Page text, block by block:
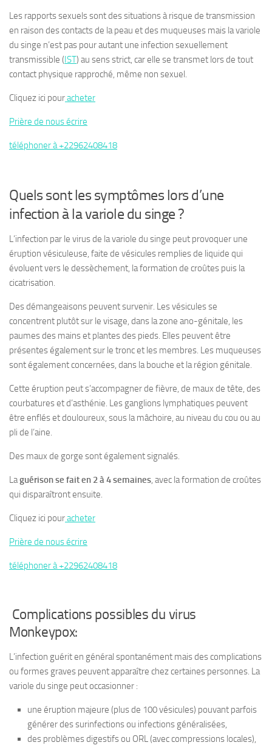
Les rapports sexuels sont des situations à risque de transmission
en raison des contacts de la peau et des muqueuses mais la variole
du singe n’est pas pour autant une infection sexuellement
transmissible (IST) au sens strict, car elle se transmet lors de tout
contact physique rapproché, même non sexuel.
Cliquez ici pouracheter
Prière de nous écrire
téléphoner à +22962408418
Quels sont les symptômes lors d’une
infection à la variole du singe ?
L’infection par le virus de la variole du singe peut provoquer une
éruption vésiculeuse, faite de vésicules remplies de liquide qui
évoluent vers le dessèchement, la formation de croûtes puis la
cicatrisation.
Des démangeaisons peuvent survenir. Les vésicules se
concentrent plutôt sur le visage, dans la zone ano-génitale, les
paumes des mains et plantes des pieds. Elles peuvent être
présentes également sur le tronc et les membres. Les muqueuses
sont également concernées, dans la bouche et la région génitale.
Cette éruption peut s’accompagner de fièvre, de maux de tête, des
courbatures et d’asthénie. Les ganglions lymphatiques peuvent
être enflés et douloureux, sous la mâchoire, au niveau du cou ou au
pli de l’aine.
Des maux de gorge sont également signalés.
Laguérison se fait en 2 à 4 semaines, avec la formation de croûtes
qui disparaîtront ensuite.
Cliquez ici pouracheter
Prière de nous écrire
téléphoner à +22962408418
Complications possibles du virus
Monkeypox:
L’infection guérit en général spontanément mais des complications
ou formes graves peuvent apparaître chez certaines personnes. La
variole du singe peut occasionner :
une éruption majeure (plus de 100 vésicules) pouvant parfois
générer des surinfections ou infections généralisées,
des problèmes digestifs ou ORL (avec compressions locales),